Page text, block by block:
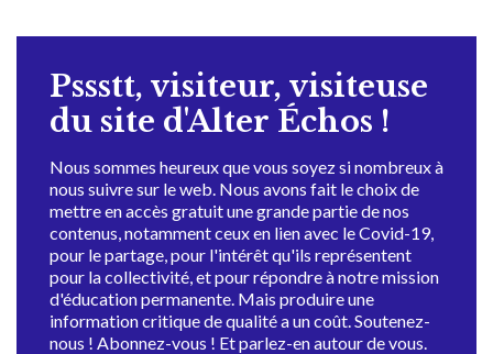
Pssstt, visiteur, visiteuse
du site d'Alter Échos !
Nous sommes heureux que vous soyez si nombreux à
nous suivre sur le web. Nous avons fait le choix de
mettre en accès gratuit une grande partie de nos
contenus, notamment ceux en lien avec le Covid-19,
pour le partage, pour l'intérêt qu'ils représentent
pour la collectivité, et pour répondre à notre mission
d'éducation permanente. Mais produire une
information critique de qualité a un coût. Soutenez-
nous ! Abonnez-vous ! Et parlez-en autour de vous.